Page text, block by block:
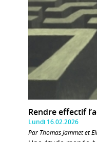
Rendre effectif
Lundi 16.02.2026
Par Thomas Jammet et